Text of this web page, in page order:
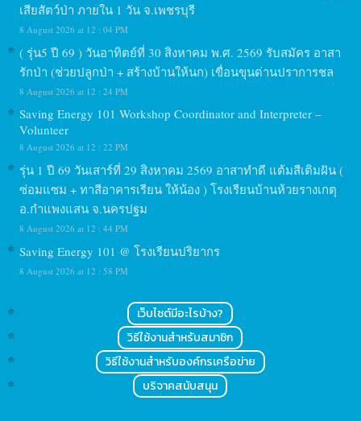
เสียสัตว์ป่า ภายใน 1 วัน จ.เพชรบุรี
8 August 2026 at 12 : 04 PM
( รุ่น5 ปี 69 ) วันอาทิตย์ที่ 30 สิงหาคม พ.ศ. 2569 รับสมัคร อาสา
รักป่า (ช่วยปลูกป่า + สร้างบ้านให้นก) เขื่อนขุนด่านปราการชล
8 August 2026 at 12 : 24 PM
Saving Energy 101 Workshop Coordinator and Interpreter –
Volunteer
8 August 2026 at 12 : 22 PM
รุ่น 1 ปี 69 วันเสาร์ที่ 29 สิงหาคม 2569 อาสาทำดี แต้มสีเติมฝัน (
ซ่อมแซม + ทาสีอาคารเรียน ให้น้อง ) โรงเรียนบ้านห้วยรางเกตุ
อ.กำแพงแสน จ.นครปฐม
8 August 2026 at 12 : 44 PM
Saving Energy 101 @ โรงเรียนปริยากร
8 August 2026 at 12 : 58 PM
เว็บไซต์มีอะไรบ้าง?
วิธีใช้งานสำหรับสมาชิก
วิธีใช้งานสำหรับองค์กรเครือข่าย
บริจาคสนับสนุน